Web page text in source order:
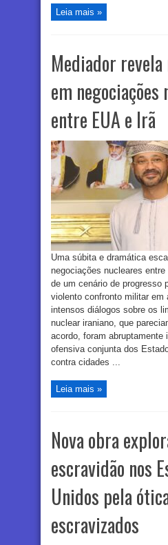
Leia mais »
Mediador
em negociações
entre EUA e Irã
Uma súbita e dramática
negociações nucleares
de um cenário de progresso
violento confronto militar em
intensos diálogos sobre os
nuclear iraniano, que
acordo, foram abruptamente
ofensiva conjunta dos
contra cidades ...
Leia mais »
Nova obra
escravidão nos
Unidos pela
escravizados